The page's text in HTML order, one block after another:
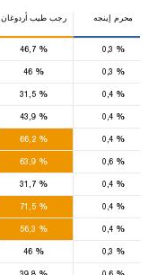
رجب طيب أردوغان محرم إينجه
%
46,7 %
% %
%
31,5 %
%
43,9 %
%
66,2 %
%
63,9 %
%
31,7 %
%
71,5 %
% %
% %